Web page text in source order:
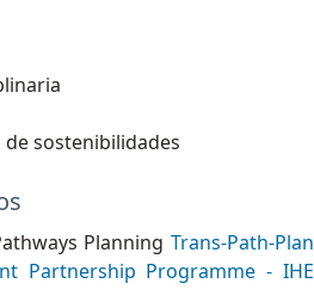
sostenibilidades
Planning Trans-Path-Plan
Partnership Programme - IHE